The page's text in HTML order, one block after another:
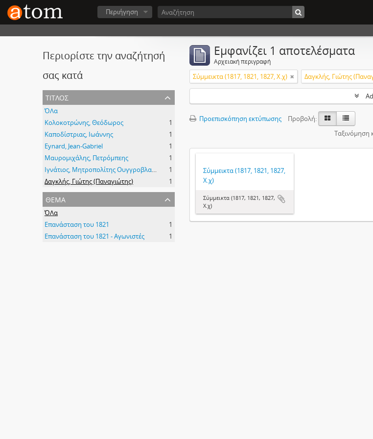
Περιήγηση
Περιορίστε την αναζήτησή
σας κατά
τίτλος
ΌΛα
Κολοκοτρώνης, Θεόδωρος
1
Καποδίστριας, Ιωάννης
1
Eynard, Jean-Gabriel
1
Μαυρομιχάλης, Πετρόμπεης
1
Ιγνάτιος, Μητροπολίτης Ουγγροβλαχίας
1
Δαγκλής, Γιώτης (Παναγιώτης)
1
θέμα
ΌΛα
Επανάσταση του 1821
1
Επανάσταση του 1821 - Αγωνιστές
1
Εμφανίζει 1 αποτελέσματα
Αρχειακή περιγραφή
Σύμμεικτα (1817, 1821, 1827, Χ.χ) Δαγκλής, Γιώτης
Προεπισκόπηση εκτύπωσης
Προβολή:
Ταξινόμηση
Σύμμεικτα (1817, 1821, 1827,
Χ.χ)
Σύμμεικτα (1817, 1821, 1827,
Χ.χ)